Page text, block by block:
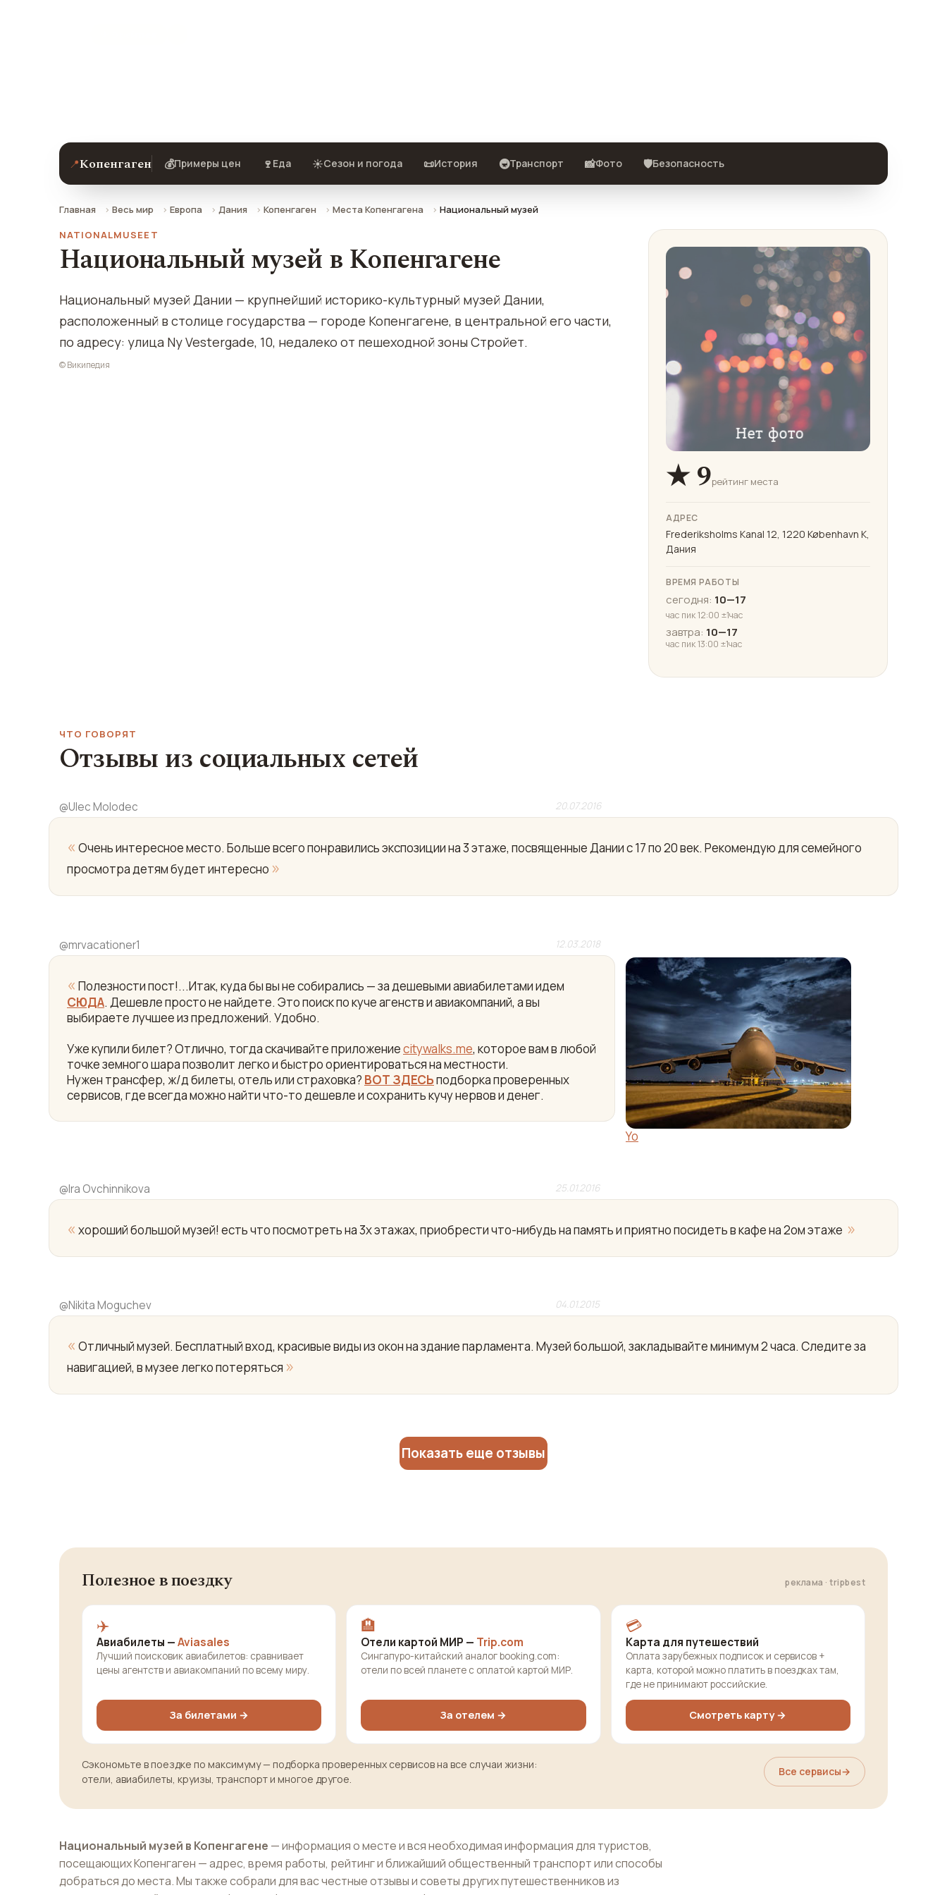
📍Копенгаген 💰Примеры цен 🍷 Еда ☀️Сезон и погода 📜История 🚇Транспорт 📸Фото 🛡️Безопасность
Главная Весь мир Европа Дания Копенгаген Места Копенгагена
Национальный музей
NATIONALMUSEET
Национальный музей в Копенгагене
Национальный музей Дании — крупнейший историко-культурный музей Дании,
расположенный в столице государства — городе Копенгагене, в центральной его части,
по адресу: улица Ny Vestergade, 10, недалеко от пешеходной зоны Стройет.
© Википедия
★ 9рейтинг места
АДРЕС
Frederiksholms Kanal 12, 1220 København K,
Дания
ВРЕМЯ РАБОТЫ
сегодня: 10—17
час пик 12:00 ±1час
завтра: 10—17
час пик 13:00 ±1час
ЧТО ГОВОРЯТ
Отзывы из социальных сетей
@Ulec Molodec 20.07.2016
« Очень интересное место. Больше всего понравились экспозиции на 3 этаже, посвященные Дании с 17 по 20 век. Рекомендую для семейного
просмотра детям будет интересно »
@mrvacationer1 12.03.2018
« Полезности пост!...Итак, куда бы вы не собирались — за дешевыми авиабилетами идем
СЮДА. Дешевле просто не найдете. Это поиск по куче агенств и авиакомпаний, а вы
выбираете лучшее из предложений. Удобно.
Уже купили билет? Отлично, тогда скачивайте приложениеcitywalks.me, которое вам в любой
точке земного шара позволит легко и быстро ориентироваться на местности.
Нужен трансфер, ж/д билеты, отель или страховка? ВОТ ЗДЕСЬподборка проверенных
сервисов, где всегда можно найти что-то дешевле и сохранить кучу нервов и денег.
Yo
@Ira Ovchinnikova 25.01.2016
« хороший большой музей! есть что посмотреть на 3х этажах, приобрести что-нибудь на память и приятно посидеть в кафе на 2ом этаже »
@Nikita Moguchev 04.01.2015
« Отличный музей. Бесплатный вход, красивые виды из окон на здание парламента. Музей большой, закладывайте минимум 2 часа. Следите за
навигацией, в музее легко потеряться »
Показать еще отзывы
Полезное в поездку реклама · tripbest
✈️
Авиабилеты —Aviasales
Лучший поисковик авиабилетов: сравнивает
цены агентств и авиакомпаний по всему миру.
За билетами →
🏨
Отели картой МИР — Trip.com
Сингапуро-китайский аналог booking.com:
отели по всей планете с оплатой картой МИР.
За отелем →
💳
Карта для путешествий
Оплата зарубежных подписок и сервисов +
карта, которой можно платить в поездках там,
где не принимают российские.
Смотреть карту →
Сэкономьте в поездке по максимуму — подборка проверенных сервисов на все случаи жизни:
отели, авиабилеты, круизы, транспорт и многое другое.
Все сервисы→
Национальный музей в Копенгагене — информация о месте и вся необходимая информация для туристов,
посещающих Копенгаген — адрес, время работы, рейтинг и ближайший общественный транспорт или способы
добраться до места. Мы также собрали для вас честные отзывы и советы других путешественников из